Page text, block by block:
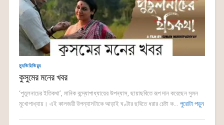
ম্যুভিরিভিয়্যু
কুসুমের মনের খবর
‘পুতুলনাচের ইতিকথা’, মানিক বন্দ্যোপাধ্যায়ের উপন্যাস, ছায়াছবিতে রূপ দান করেছেন সুমন
মুখোপাধ্যায়। এই কালজয়ী উপন্যাসটাকে আড়াই ঘণ্টার ছবিতে ধরার চেষ্টা ক... পুরোটা পড়ুন